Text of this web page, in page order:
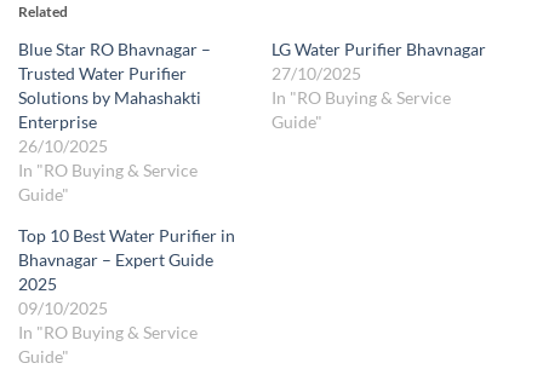
Related
Blue Star RO Bhavnagar –
Trusted Water Purifier
Solutions by Mahashakti
Enterprise
26/10/2025
In "RO Buying & Service
Guide"
LG Water Purifier Bhavnagar
27/10/2025
In "RO Buying & Service
Guide"
Top 10 Best Water Purifier in
Bhavnagar – Expert Guide
2025
09/10/2025
In "RO Buying & Service
Guide"